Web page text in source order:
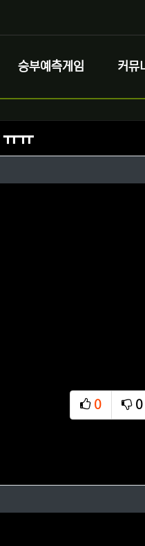
승부예측게임 커뮤
ㅠ
0
추천
0
비